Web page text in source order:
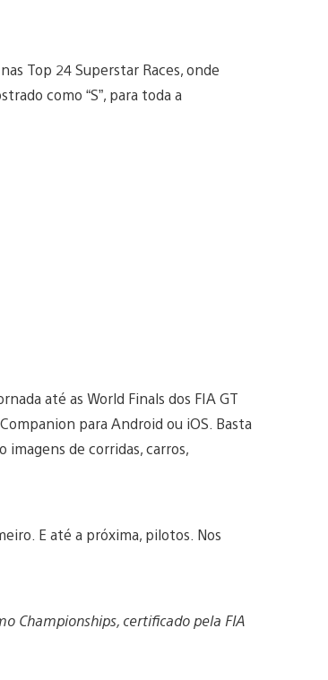
Top 24 Superstar Races, onde
como “S”, para toda a
até as World Finals dos FIA GT
para Android ou iOS. Basta
imagens de corridas, carros,
E até a próxima, pilotos. Nos
Championships, certificado pela FIA